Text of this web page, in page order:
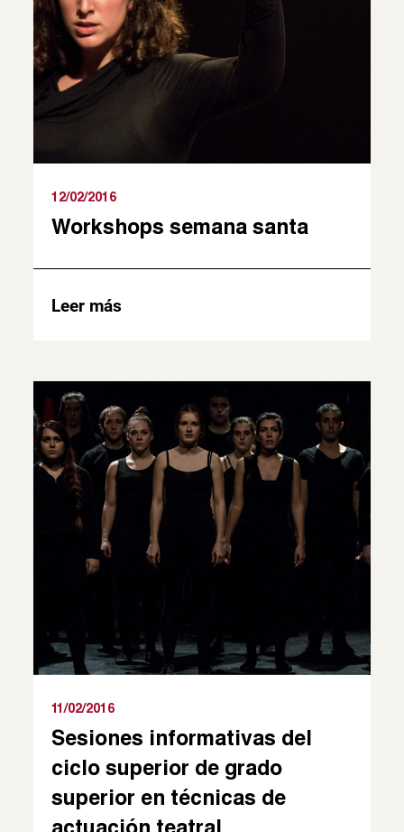
12/02/2016
Workshops semana santa
Leer más
11/02/2016
Sesiones informativas del
ciclo superior de grado
superior en técnicas de
actuación teatral